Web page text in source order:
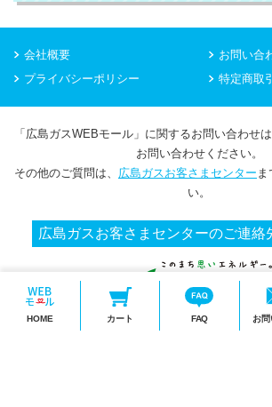
HOME カート FAQ お
会社概要
お問い合
プライバシーポリシー
特定商取
「広島ガスWEBモール」に関するお問い合わせは
お問い合わせください。
その他のご質問は、 広島ガスお客さまセンター ま
い。
広島ガスお客さまセンターのご連絡
Copyright(c) HIROSHIMA GAS